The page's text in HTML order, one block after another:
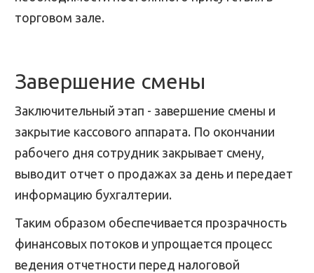
торговом зале.
Завершение смены
Заключительный этап - завершение смены и
закрытие кассового аппарата. По окончании
рабочего дня сотрудник закрывает смену,
выводит отчет о продажах за день и передает
информацию бухгалтерии.
Таким образом обеспечивается прозрачность
финансовых потоков и упрощается процесс
ведения отчетности перед налоговой